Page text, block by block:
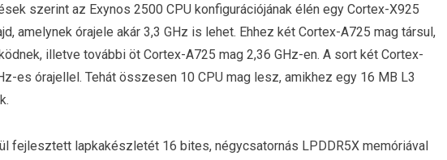
szerint az Exynos 2500 CPU konfigurációjának élén egy Cortex-X925
amelynek órajele akár 3,3 GHz is lehet. Ehhez két Cortex-A725 mag társul,
illetve további öt Cortex-A725 mag 2,36 GHz-en. A sort két Cortex-
es órajellel. Tehát összesen 10 CPU mag lesz, amikhez egy 16 MB L3
fejlesztett lapkakészletét 16 bites, négycsatornás LPDDR5X memóriával